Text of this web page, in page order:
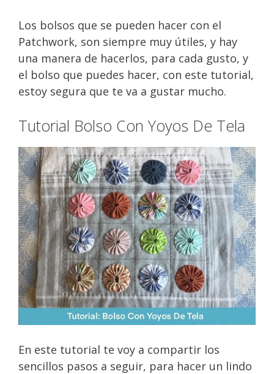
Los bolsos que se pueden hacer con el
Patchwork, son siempre muy útiles, y hay
una manera de hacerlos, para cada gusto, y
el bolso que puedes hacer, con este tutorial,
estoy segura que te va a gustar mucho.
Tutorial Bolso Con Yoyos De Tela
En este tutorial te voy a compartir los
sencillos pasos a seguir, para hacer un lindo